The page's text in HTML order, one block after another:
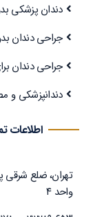
دندان پزشکی
جراحی دندان
جراحی دندان
دندانپزشکی و
اطلاعات
واحد ۴